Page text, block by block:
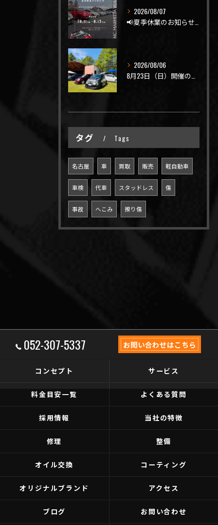
2026/08/07
2026/08/06
タグ Tags
名古屋 車 買取 販売 軽自動車
車検 代車 スタッドレス 傷
事故 へこみ 擦り傷
052-307-5337 お問い合わせはこちら
コンセプト サービス
料金目安一覧 よくある質問
採用情報 当社の特徴
修理 整備
オイル交換 コーティング
オリジナルブランド アクセス
ブログ お問い合わせ